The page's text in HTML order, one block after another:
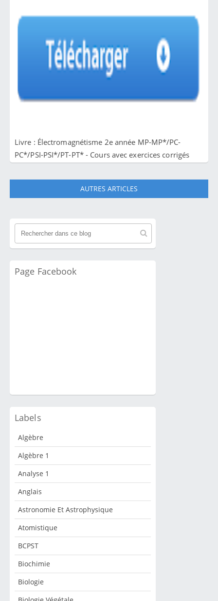
Livre : Électromagnétisme 2e année MP-MP*/PC-
PC*/PSI-PSI*/PT-PT* - Cours avec exercices corrigés
AUTRES ARTICLES
Page Facebook
Labels
Algèbre
Algèbre 1
Analyse 1
Anglais
Astronomie Et Astrophysique
Atomistique
BCPST
Biochimie
Biologie